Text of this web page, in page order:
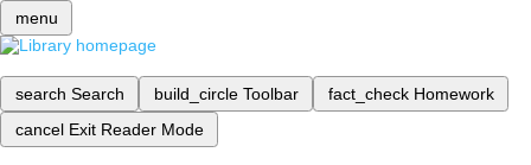
menu
search Search build_circle Toolbar fact_check Homework
cancel Exit Reader Mode